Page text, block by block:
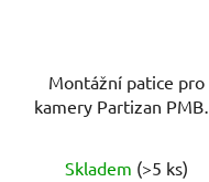
Montážní patice pro
kamery Partizan PMB-3
Skladem (>5 ks)